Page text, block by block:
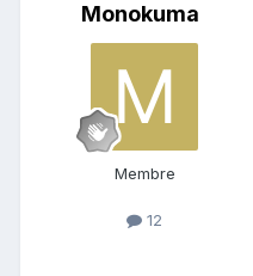
Monokuma
Membre
12